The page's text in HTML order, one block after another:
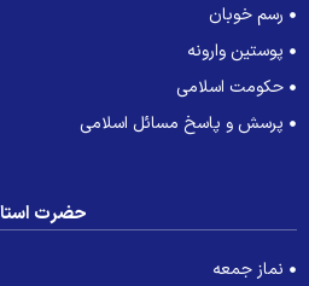
رسم خوبان
پوستین وارونه
حکومت اسلامی
پرسش و پاسخ مسائل اسلامی
حضرت استاد
نماز جمعه